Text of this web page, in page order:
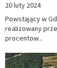
20 luty 2024
Powstający w
realizowany
procentow...